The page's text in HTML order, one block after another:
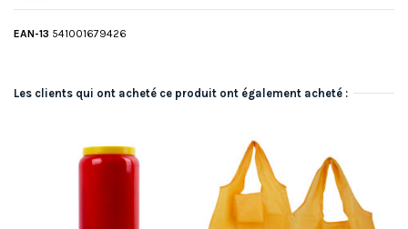
EAN-13 541001679426
Les clients qui ont acheté ce produit ont également acheté :